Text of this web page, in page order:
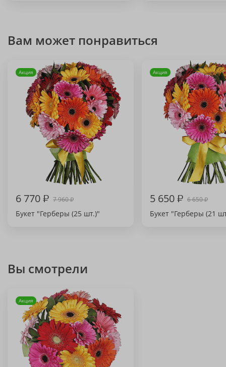
Вам может понравиться
Акция
6 770₽ 7 960₽
Букет "Герберы (25 шт.)"
Акция
5 650₽ 6 650₽
Букет "Герберы (21
Вы смотрели
Акция